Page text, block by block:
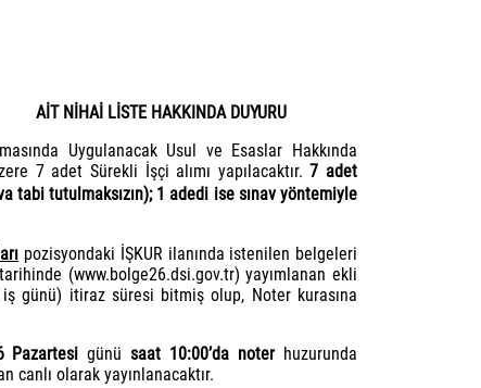
AİT NİHAİ LİSTE HAKKINDA DUYURU
Uygulanacak Usul ve Esaslar Hakkında
7 adet Sürekli İşçi alımı yapılacaktır.7 adet
tabi tutulmaksızın); 1 adedi ise sınav yöntemiyle
pozisyondaki İŞKUR ilanında istenilen belgeleri
tarihinde (www.bolge26.dsi.gov.tr) yayımlanan ekli
günü) itiraz süresi bitmiş olup, Noter kurasına
Pazartesi günü saat 10:00’da noterhuzurunda
canlı olarak yayınlanacaktır.